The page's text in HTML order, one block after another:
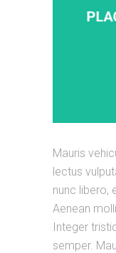
Mauris
lectus
nunc libero,
Aenean
Integer
semper.